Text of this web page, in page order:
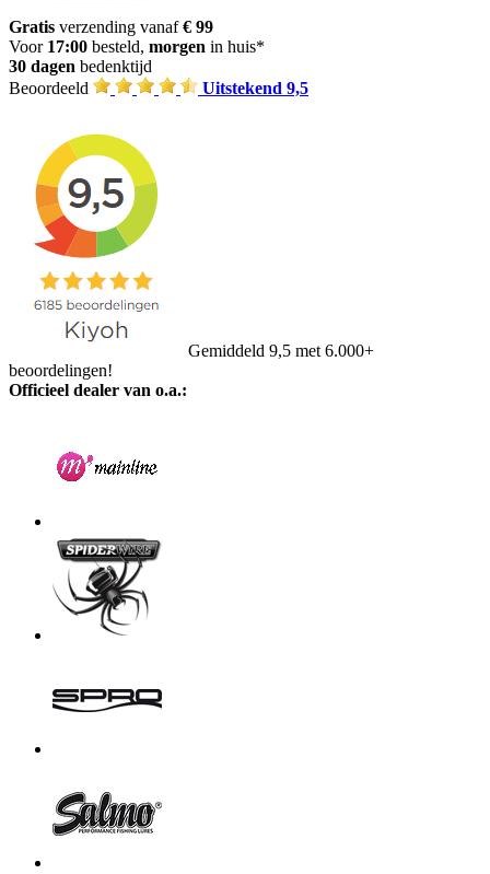
Gratis verzending vanaf€ 99
Voor 17:00 besteld, morgen in huis*
30 dagen bedenktijd
Beoordeeld
Uitstekend 9,5
Gemiddeld 9,5 met 6.000+
beoordelingen!
Officieel dealer van o.a.: